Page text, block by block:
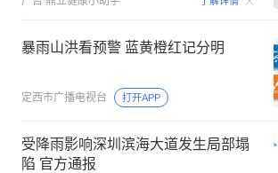
暴雨山洪看预警 蓝黄橙红记分明
定西市广播电视台 打开APP
受降雨影响深圳滨海大道发生局部塌
陷 官方通报